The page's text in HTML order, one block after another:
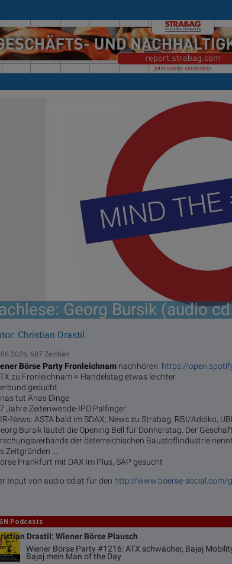
Georg Bursik (audio
Christian Drastil
687 Zeichen
Börse Party Fronleichnam nachhören: https://
zu Fronleichnam = Handelstag etwas leichter
gesucht
tut Anas Dinge
Jahre Zeitenwende-IPO Palfinger
News: ASTA bald im SDAX, News zu Strabag, RBI/Addiko,
Bursik läutet die Opening Bell für Donnerstag. Der
der österreichischen Baustoffindustrie
Zeitgründen ...
Frankfurt mit DAX im Plus, SAP gesucht
Input von audio cd.at für den http://www.boerse-social.com/
Podcasts
Drastil: Wiener Börse Plausch
Wiener Börse Party #1216: ATX schwächer, Bajaj
Bajaj mein Man of the Day